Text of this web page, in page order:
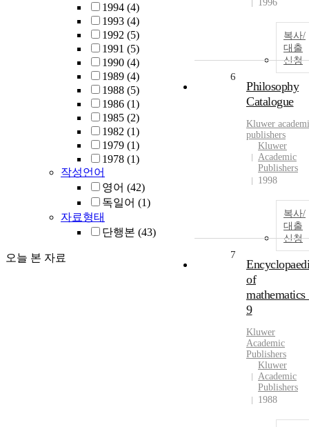
1994 (4)
1993 (4)
1992 (5)
1991 (5)
1990 (4)
1989 (4)
1988 (5)
1986 (1)
1985 (2)
1982 (1)
1979 (1)
1978 (1)
작성언어
영어 (42)
독일어 (1)
자료형태
단행본 (43)
오늘 본 자료
1996
복사/
대출
신청
6
Philosophy
Catalogue
Kluwer
publishers
Kluwer
Academic
Publishers
1998
복사/
대출
신청
7
of
mathematics
9
Kluwer
Academic
Publishers
Kluwer
Academic
Publishers
1988